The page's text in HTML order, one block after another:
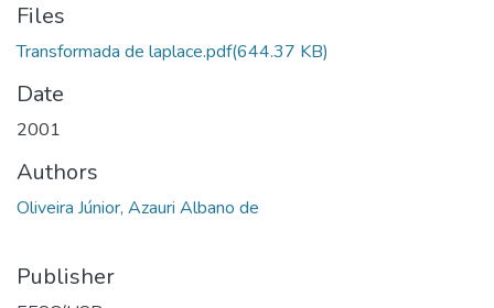
Files
Transformada de laplace.pdf(644.37 KB)
Date
2001
Authors
Oliveira Júnior, Azauri Albano de
Publisher